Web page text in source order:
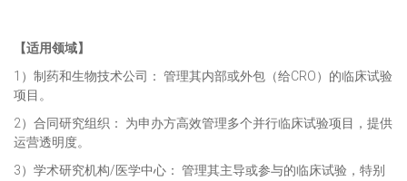
【适用领域】
1）制药和生物技术公司： 管理其内部或外包（给CRO）的临床试验
项目。
2）合同研究组织： 为申办方高效管理多个并行临床试验项目，提供
运营透明度。
3）学术研究机构/医学中心： 管理其主导或参与的临床试验，特别